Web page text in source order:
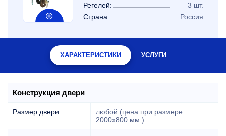
Регелей:
3 шт.
Страна:
Россия
ХАРАКТЕРИСТИКИ УСЛУГИ
Конструкция двери
Размер двери
любой (цена при размере
2000x800 мм.)